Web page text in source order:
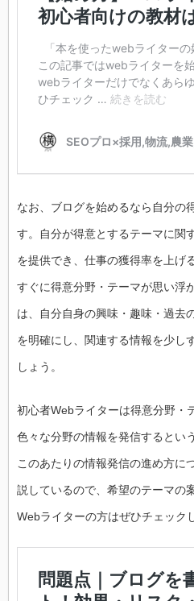
なお、ブログを始めるなら自分の
す。自分が得意とするテーマに関
を提供でき、仕事の獲得率を上げ
すぐに得意分野・テーマが思い浮
は、自分自身の興味・趣味・過去
を明確にし、関連する情報を少し
しょう。
初心者Webライターは得意分野・
色々な分野の情報を発信するとい
このあたりの情報発信の進め方に
説しているので、希望のテーマの
Webライターの方はぜひチェック